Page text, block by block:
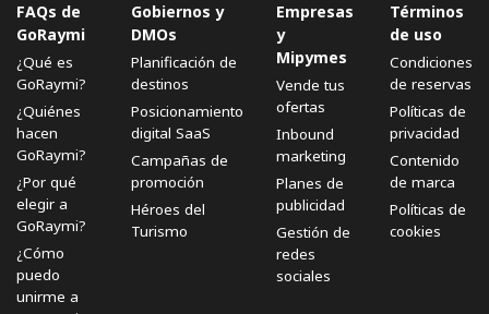
FAQs de
GoRaymi
¿Qué es
GoRaymi?
¿Quiénes
hacen
GoRaymi?
¿Por qué
elegir a
GoRaymi?
¿Cómo
puedo
unirme a
Gobiernos y
DMOs
Planificación de
destinos
Posicionamiento
digital SaaS
Campañas de
promoción
Héroes del
Turismo
Empresas
y
Mipymes
Vende tus
ofertas
Inbound
marketing
Planes de
publicidad
Gestión de
redes
sociales
Términos
de uso
Condiciones
de reservas
Políticas de
privacidad
Contenido
de marca
Políticas de
cookies